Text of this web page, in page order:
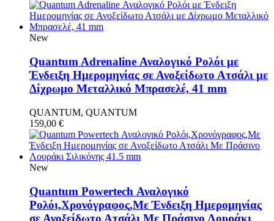
New
Quantum Adrenaline Αναλογικό Ρολόι με
Ένδειξη Ημερομηνίας σε Ανοξείδωτο Ατσάλι με
Δίχρωμο Μεταλλικό Μπρασελέ, 41 mm
QUANTUM, QUANTUM
159,00 €
New
Quantum Powertech Αναλογικό
Ρολόι,Χρονόγραφος,Με Ένδειξη Ημερομηνίας
σε Ανοξείδωτο Ατσάλι Με Πράσινο Λουράκι